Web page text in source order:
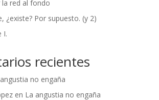
la red al fondo
¿existe? Por supuesto. (y 2)
I.
recientes
no engaña
en La angustia no engaña